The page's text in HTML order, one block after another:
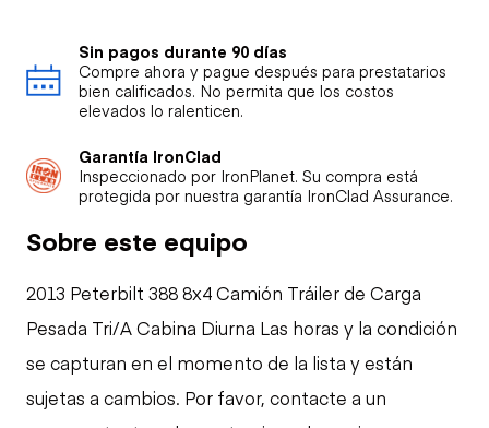
Sin pagos durante 90 días
Compre ahora y pague después para prestatarios
bien calificados. No permita que los costos
elevados lo ralenticen.
Garantía IronClad
Inspeccionado por IronPlanet. Su compra está
protegida por nuestra garantía IronClad Assurance.
Sobre este equipo
2013 Peterbilt 388 8x4 Camión Tráiler de Carga
Pesada Tri/A Cabina Diurna Las horas y la condición
se capturan en el momento de la lista y están
sujetas a cambios. Por favor, contacte a un